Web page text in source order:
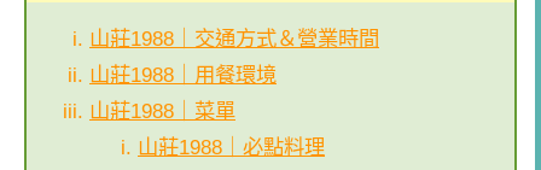
山莊1988｜交通方式＆營業時間
山莊1988｜用餐環境
山莊1988｜菜單
山莊1988｜必點料理